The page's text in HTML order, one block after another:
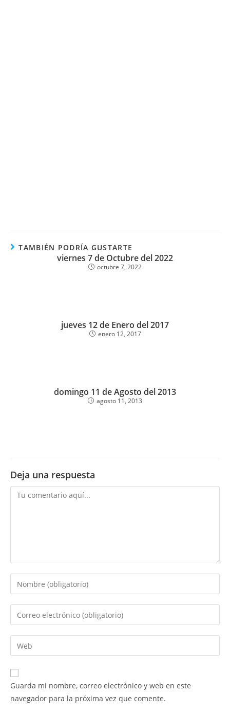
TAMBIÉN PODRÍA GUSTARTE
viernes 7 de Octubre del 2022
octubre 7, 2022
jueves 12 de Enero del 2017
enero 12, 2017
domingo 11 de Agosto del 2013
agosto 11, 2013
Deja una respuesta
Comentario
Introduce
tu
nombre
de
usuario
para
comentar
Introduce
tu
dirección
de
electrónico
para
comentar
Introduce
la
URL
de
Guarda mi nombre, correo electrónico y web en este
navegador para la próxima vez que comente.